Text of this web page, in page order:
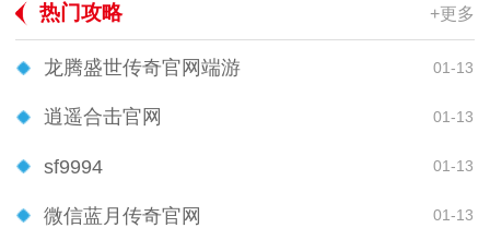
热门攻略 +更多
龙腾盛世传奇官网端游 01-13
逍遥合击官网 01-13
sf9994 01-13
微信蓝月传奇官网 01-13